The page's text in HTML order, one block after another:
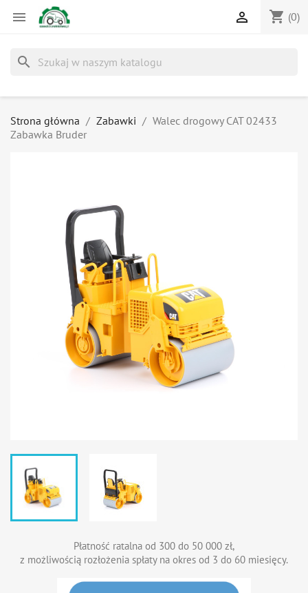
 shopping_cart (0)

search
Strona główna Zabawki
Walec drogowy CAT 02433
Zabawka Bruder
Płatność ratalna od 300 do 50 000 zł,
z możliwością rozłożenia spłaty na okres od 3 do 60 miesięcy.